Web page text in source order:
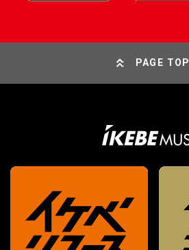
PAGE TOP